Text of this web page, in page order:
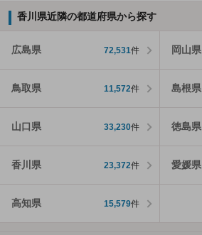
香川県近隣の都道府県から探す
広島県 72,531件 岡山県
鳥取県 11,572件 島根県
山口県 33,230件 徳島県
香川県 23,372件 愛媛県
高知県 15,579件